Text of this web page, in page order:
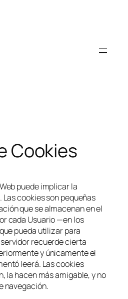
Cookies
puede implicar la
cookies son pequeñas
que se almacenan en el
cada Usuario —en los
pueda utilizar para
recuerde cierta
y únicamente el
leerá. Las cookies
la hacen más amigable, y no
navegación.